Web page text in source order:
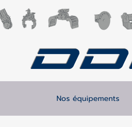
Nos équipements